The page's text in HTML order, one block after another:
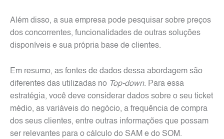
Além disso, a sua empresa pode pesquisar sobre preços
dos concorrentes, funcionalidades de outras soluções
disponíveis e sua própria base de clientes.
Em resumo, as fontes de dados dessa abordagem são
diferentes das utilizadas no Top-down. Para essa
estratégia, você deve considerar dados sobre o seu ticket
médio, as variáveis do negócio, a frequência de compra
dos seus clientes, entre outras informações que possam
ser relevantes para o cálculo do SAM e do SOM.